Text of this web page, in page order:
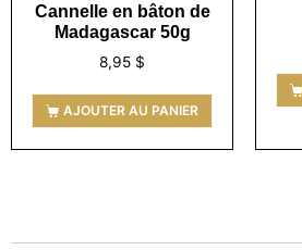
Cannelle en bâton de
Madagascar 50g
8,95 $
AJOUTER AU PANIER